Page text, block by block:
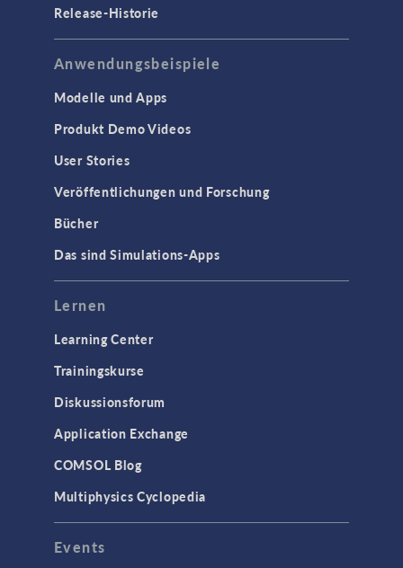
Release-Historie
Anwendungsbeispiele
Modelle und Apps
Produkt Demo Videos
User Stories
Veröffentlichungen und Forschung
Bücher
Das sind Simulations-Apps
Lernen
Learning Center
Trainingskurse
Diskussionsforum
Application Exchange
COMSOL Blog
Multiphysics Cyclopedia
Events